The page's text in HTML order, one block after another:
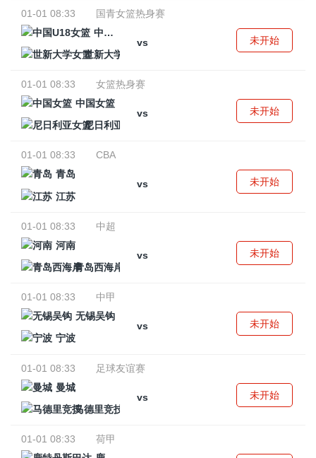
01-01 08:33
国青女篮热身赛
中国U18女篮
vs
世新大学女篮
未开始
01-01 08:33
女篮热身赛
中国女篮
vs
尼日利亚女篮
未开始
01-01 08:33
CBA
青岛
vs
江苏
未开始
01-01 08:33
中超
河南
vs
青岛西海岸
未开始
01-01 08:33
中甲
无锡吴钩
vs
宁波
未开始
01-01 08:33
足球友谊赛
曼城
vs
马德里竞技
未开始
01-01 08:33
荷甲